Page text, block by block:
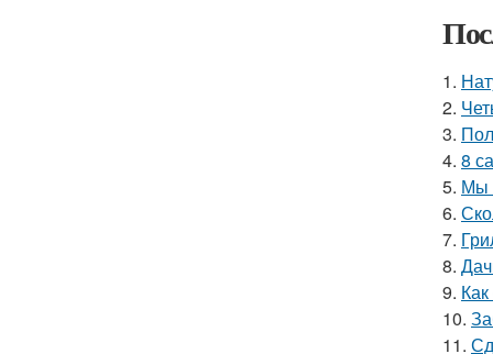
1.
2.
3.
4. 8
5. Мы
6.
7.
8.
9.
10.
11.